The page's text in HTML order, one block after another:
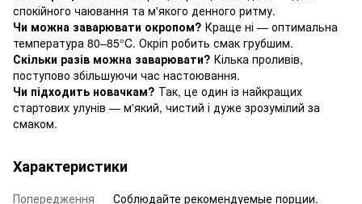
спокійного чаювання та м'якого денного ритму.
Чи можна заварювати окропом? Краще ні — оптимальна
температура 80–85°C. Окріп робить смак грубшим.
Скільки разів можна заварювати? Кілька проливів,
поступово збільшуючи час настоювання.
Чи підходить новачкам? Так, це один із найкращих
стартових улунів — м'який, чистий і дуже зрозумілий за
смаком.
Характеристики
Попередження Соблюдайте рекомендуемые порции.